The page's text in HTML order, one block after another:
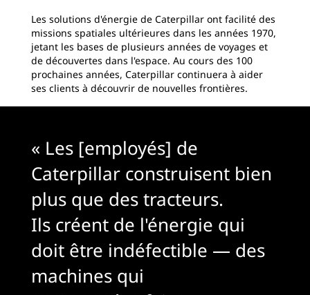
Les solutions d'énergie de Caterpillar ont facilité des
missions spatiales ultérieures dans les années 1970,
jetant les bases de plusieurs années de voyages et
de découvertes dans l'espace. Au cours des 100
prochaines années, Caterpillar continuera à aider
ses clients à découvrir de nouvelles frontières.
« Les [employés] de
Caterpillar construisent bien
plus que des tracteurs.
Ils créent de l'énergie qui
doit être indéfectible — des
machines qui